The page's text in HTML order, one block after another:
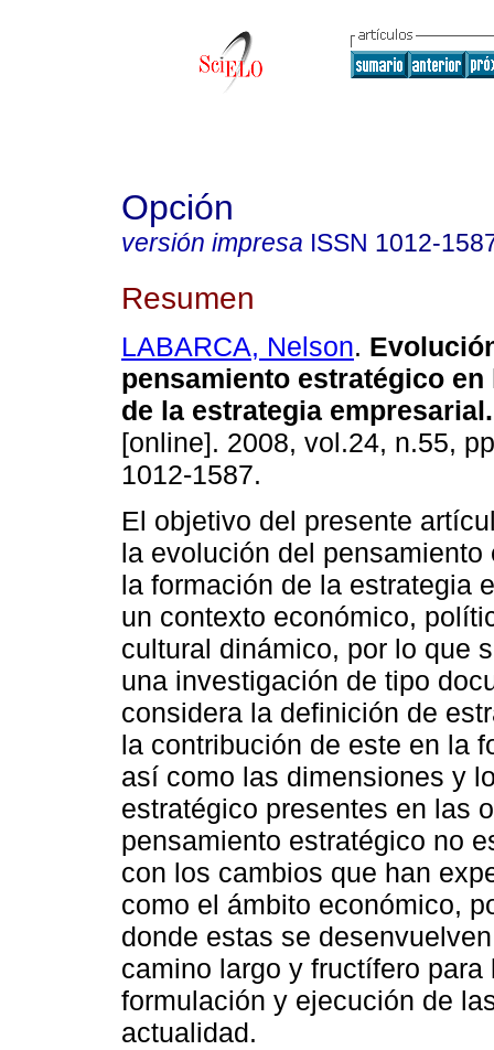
Opción
versión impresa ISSN 1012-
Resumen
LABARCA, Nelson.
pensamiento estratégico
de la estrategia empresarial.
[online]. 2008, vol.24, n.55,
1012-1587.
El objetivo del presente
la evolución del pensamiento
la formación de la estrategia
un contexto económico,
cultural dinámico, por lo que
una investigación de tipo
considera la definición de
la contribución de este en la
así como las dimensiones y
estratégico presentes en las
pensamiento estratégico no
con los cambios que han
como el ámbito económico,
donde estas se
camino largo y fructífero
formulación y ejecución de
actualidad.